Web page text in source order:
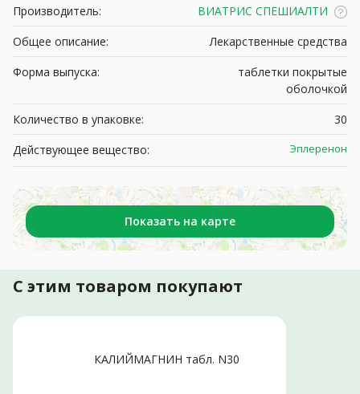
Производитель:
ВИАТРИС СПЕШИАЛТИ
Общее описание:
Лекарственные средства
Форма выпуска:
таблетки покрытые
оболочкой
Количество в упаковке:
30
Действующее вещество:
Эплеренон
Показать на карте
С этим товаром покупают
КАЛИЙМАГНИН табл. N30